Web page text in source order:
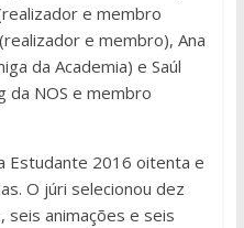
e membro
e membro), Ana
da Academia) e Saúl
da NOS e membro
Estudante 2016 oitenta e
O júri selecionou dez
seis animações e seis